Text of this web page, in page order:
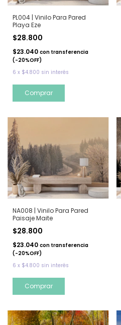
PL004 | Vinilo Para Pared
Playa Eze
$28.800
$23.040 con transferencia
(-20%OFF)
6 x $4.800 sin interés
NA008 | Vinilo Para Pared
Paisaje Maite
$28.800
$23.040 con transferencia
(-20%OFF)
6 x $4.800 sin interés